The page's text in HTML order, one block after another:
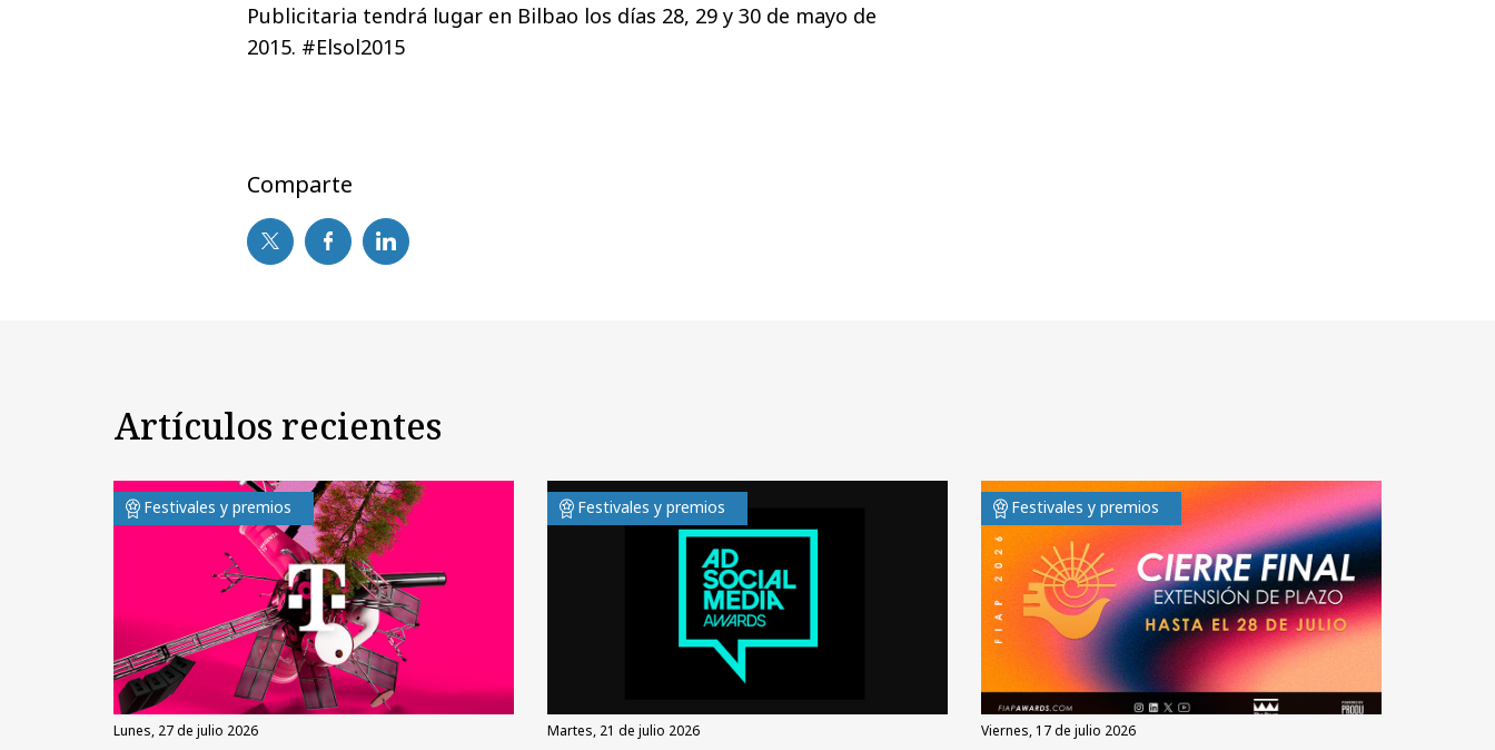
Publicitaria tendrá lugar en Bilbao los días 28, 29 y 30 de mayo de
2015. #Elsol2015
Comparte
Artículos recientes
Festivales y premios
lunes, 27 de julio 2026
Festivales y premios
martes, 21 de julio 2026
Festivales y premios
viernes, 17 de julio 2026